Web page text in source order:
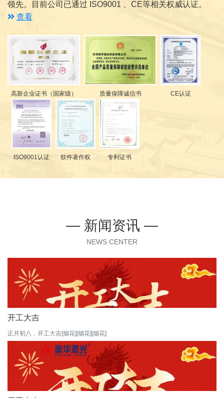
领先。目前公司已通过 ISO9001 、CE等相关权威认证。
查看
高新企业证书（国家级） 质量保障诚信书 CE认证
ISO9001认证 软件著作权 专利证书
— 新闻资讯 —
NEWS CENTER
开工大吉
正月初八，开工大吉[烟花][烟花][烟花]